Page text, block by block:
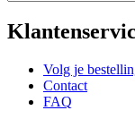
Volg je
Contact
FAQ